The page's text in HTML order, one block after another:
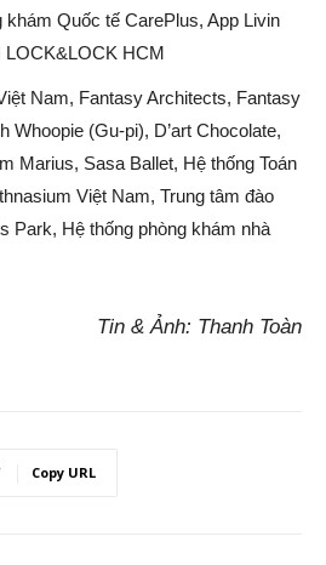
khám Quốc tế CarePlus, App Livin
HCM
Nam, Fantasy Architects, Fantasy
Whoopie (Gu-pi), D’art Chocolate,
Marius, Sasa Ballet, Hệ thống Toán
Việt Nam, Trung tâm đào
Park, Hệ thống phòng khám nhà
Tin & Ảnh: Thanh Toàn
Copy URL